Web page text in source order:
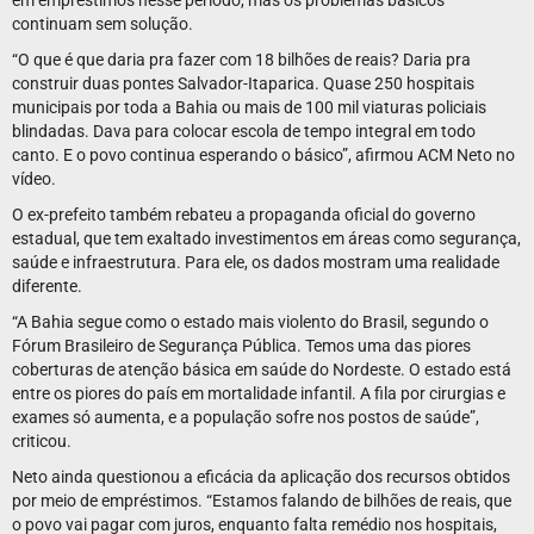
continuam sem solução.
“O que é que daria pra fazer com 18 bilhões de reais? Daria pra
construir duas pontes Salvador-Itaparica. Quase 250 hospitais
municipais por toda a Bahia ou mais de 100 mil viaturas policiais
blindadas. Dava para colocar escola de tempo integral em todo
canto. E o povo continua esperando o básico”, afirmou ACM Neto no
vídeo.
O ex-prefeito também rebateu a propaganda oficial do governo
estadual, que tem exaltado investimentos em áreas como segurança,
saúde e infraestrutura. Para ele, os dados mostram uma realidade
diferente.
“A Bahia segue como o estado mais violento do Brasil, segundo o
Fórum Brasileiro de Segurança Pública. Temos uma das piores
coberturas de atenção básica em saúde do Nordeste. O estado está
entre os piores do país em mortalidade infantil. A fila por cirurgias e
exames só aumenta, e a população sofre nos postos de saúde”,
criticou.
Neto ainda questionou a eficácia da aplicação dos recursos obtidos
por meio de empréstimos. “Estamos falando de bilhões de reais, que
o povo vai pagar com juros, enquanto falta remédio nos hospitais,